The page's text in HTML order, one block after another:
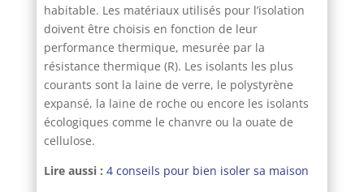
habitable. Les matériaux utilisés pour l’isolation
doivent être choisis en fonction de leur
performance thermique, mesurée par la
résistance thermique (R). Les isolants les plus
courants sont la laine de verre, le polystyrène
expansé, la laine de roche ou encore les isolants
écologiques comme le chanvre ou la ouate de
cellulose.
Lire aussi : 4 conseils pour bien isoler sa maison